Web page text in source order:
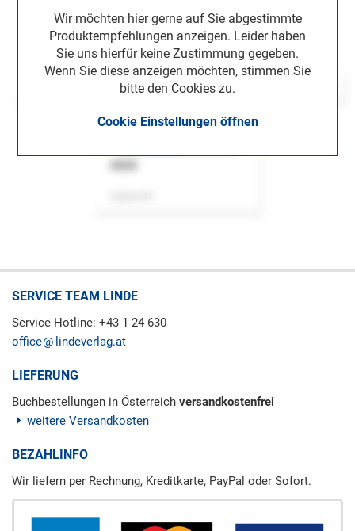
Wir möchten hier gerne auf Sie abgestimmte
Produktempfehlungen anzeigen. Leider haben
Sie uns hierfür keine Zustimmung gegeben.
Wenn Sie diese anzeigen möchten, stimmen Sie
bitte den Cookies zu.
Cookie Einstellungen öffnen
SERVICE TEAM LINDE
Service Hotline: +43 1 24 630
office
lindeverlag.at
LIEFERUNG
Buchbestellungen in Österreich versandkostenfrei
weitere Versandkosten
BEZAHLINFO
Wir liefern per Rechnung, Kreditkarte, PayPal oder Sofort.